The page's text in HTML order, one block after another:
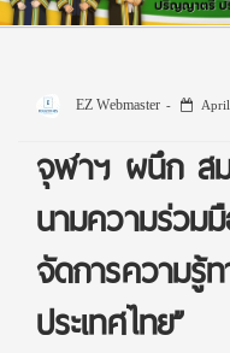
EZ Webmaster
จุฬาฯ ผนึก ส
นามความร่วม
จัดการความรู้ท
ประเทศไทย”